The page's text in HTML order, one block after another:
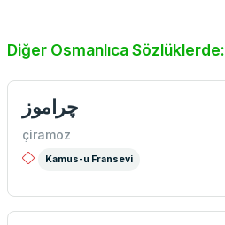
Diğer Osmanlıca Sözlüklerde:
چراموز
çiramoz
Kamus-u Fransevi